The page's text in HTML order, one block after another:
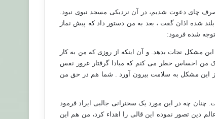
چای دعوت شدیم، در آن نزدیکی مسجد نبوی نیود.
شده اذان گفت ، بعد به من دستور داد که پیش نماز
شده فرمود:
مشکل نجات بدهد. و آن اینکه از روزی که من به کار
من احساس خطر می کنم که مبادا گرفتار غرور نفس
این مشکل به سلامت بیرون آورد . شما هم در حق من
چنان چه در این مورد یک سخنرانی جالبی ایراد فرمود
دین تصور نموده این قالی را اهداء کرد، من هم این